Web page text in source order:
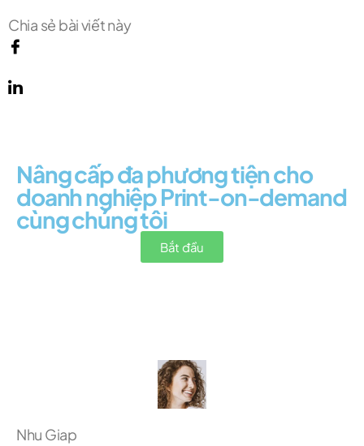
Chia sẻ bài viết này
Nâng cấp đa phương tiện cho
doanh nghiệp Print-on-demand
cùng chúng tôi
Bắt đầu
Nhu Giap